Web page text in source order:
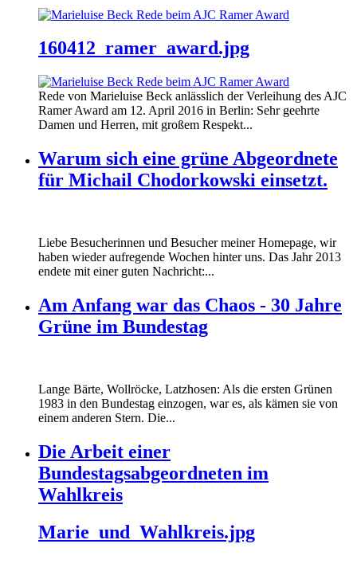
160412_ramer_award.jpg
Rede von Marieluise Beck anlässlich der Verleihung des AJC
Ramer Award am 12. April 2016 in Berlin: Sehr geehrte
Damen und Herren, mit großem Respekt...
Warum sich eine grüne Abgeordnete
für Michail Chodorkowski einsetzt.
Liebe Besucherinnen und Besucher meiner Homepage, wir
haben wieder aufregende Wochen hinter uns. Das Jahr 2013
endete mit einer guten Nachricht:...
Am Anfang war das Chaos - 30 Jahre
Grüne im Bundestag
Lange Bärte, Wollröcke, Latzhosen: Als die ersten Grünen
1983 in den Bundestag einzogen, war es, als kämen sie von
einem anderen Stern. Die...
Die Arbeit einer
Bundestagsabgeordneten im
Wahlkreis
Marie_und_Wahlkreis.jpg